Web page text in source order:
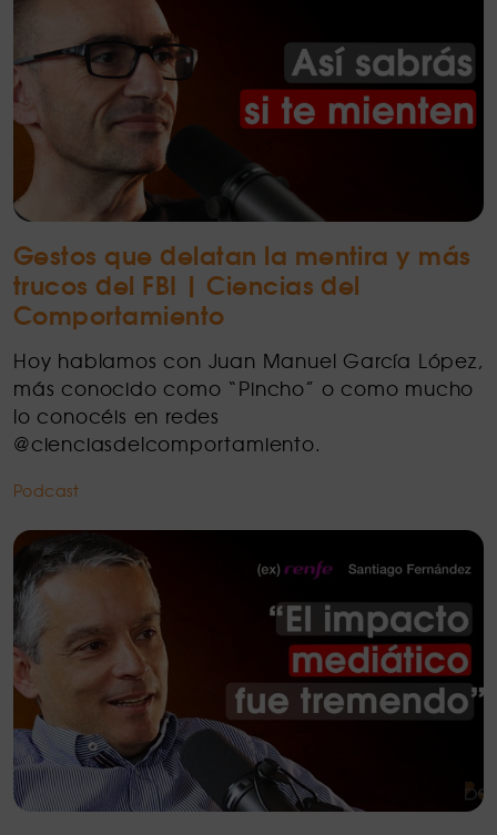
Gestos que delatan la mentira y más
trucos del FBI | Ciencias del
Comportamiento
Hoy hablamos con Juan Manuel García López,
más conocido como “Pincho” o como mucho
lo conocéis en redes
@cienciasdelcomportamiento.
Podcast